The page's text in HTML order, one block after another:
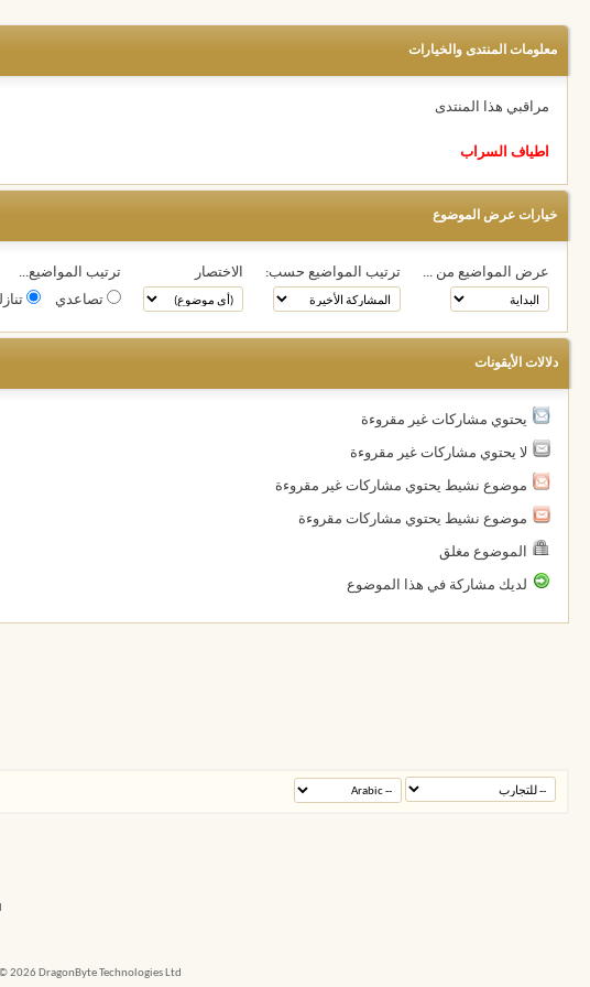
معلومات المنتدى والخيارات
مراقبي هذا المنتدى
اطياف السراب
خيارات عرض الموضوع
عرض المواضيع من ... ترتيب المواضيع حسب: الاختصار
ترتيب المواضيع...
تصاعدي
دلالات الأيقونات
يحتوي مشاركات غير مقروءة
لا يحتوي مشاركات غير مقروءة
موضوع نشيط يحتوي مشاركات غير مقروءة
موضوع نشيط يحتوي مشاركات مقروءة
الموضوع مغلق
لديك مشاركة في هذا الموضوع
2026 DragonByte Technologies Ltd.